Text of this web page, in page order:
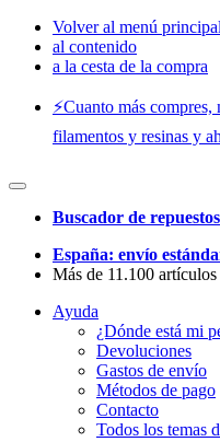
Volver al menú principal
al contenido
a la cesta de la compra
⚡️Cuanto más
filamentos y resinas y
Buscador de repuestos
España: envío
Más de 11.100 artículos
Ayuda
¿Dónde está mi
Devoluciones
Gastos de envío
Métodos de pago
Contacto
Todos los temas